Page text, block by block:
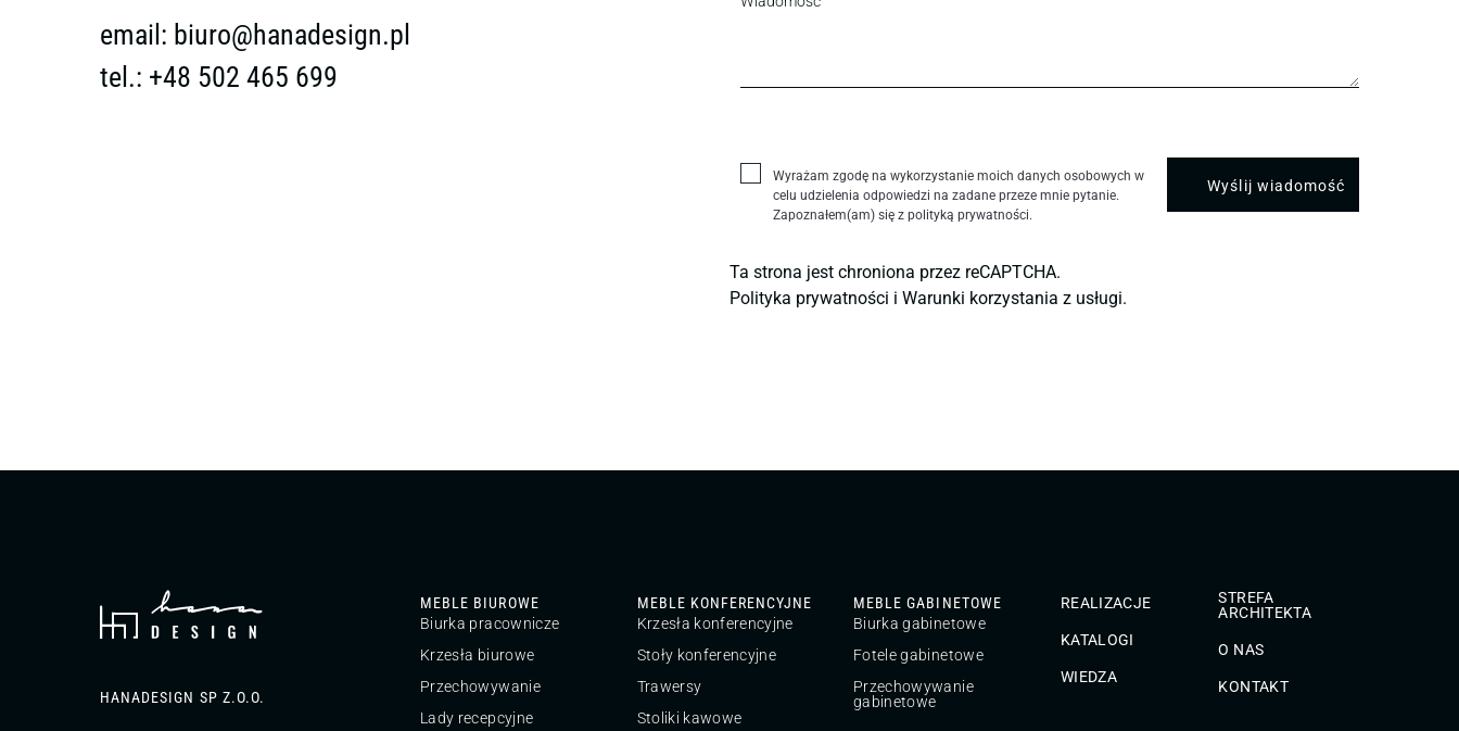
email: biuro@hanadesign.pl
tel.: +48 502 465 699
Wyrażam zgodę na wykorzystanie moich danych osobowych w
celu udzielenia odpowiedzi na zadane przeze mnie pytanie.
Zapoznałem(am) się z polityką prywatności.
Ta strona jest chroniona przez reCAPTCHA.
Polityka prywatności i Warunki korzystania z usługi.
HANADESIGN SP Z.O.O.
MEBLE BIUROWE
Biurka pracownicze
Krzesła biurowe
Przechowywanie
Lady recepcyjne
MEBLE KONFERENCYJNE
Krzesła konferencyjne
Stoły konferencyjne
Trawersy
Stoliki kawowe
MEBLE GABINETOWE
Biurka gabinetowe
Fotele gabinetowe
Przechowywanie
gabinetowe
REALIZACJE
KATALOGI
WIEDZA
STREFA
ARCHITEKTA
O NAS
KONTAKT